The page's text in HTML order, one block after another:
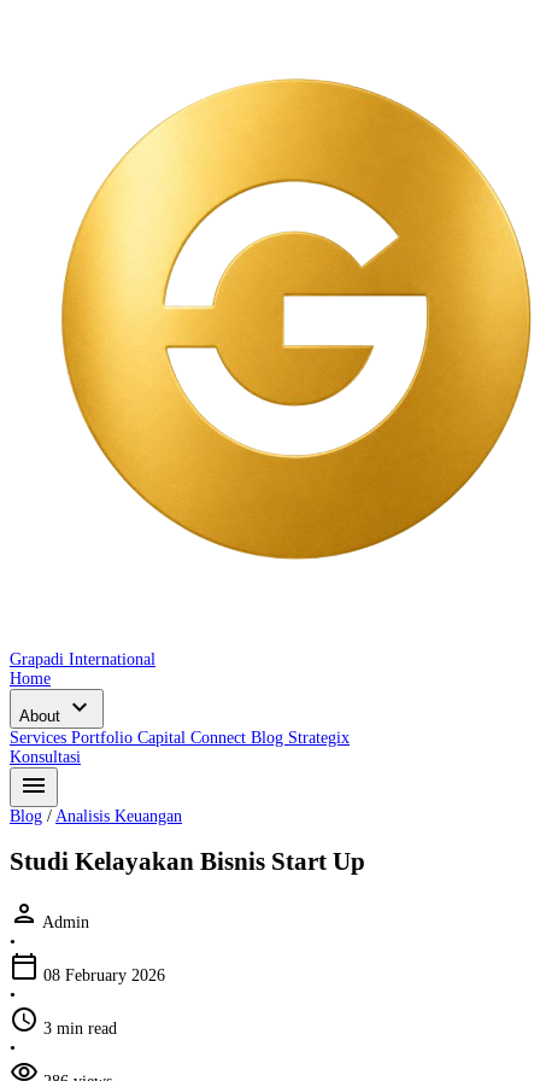
Grapadi International
Home
About expand_more
Services Portfolio Capital Connect Blog Strategix
Konsultasi
menu
Blog / Analisis Keuangan
Studi Kelayakan Bisnis Start Up
person Admin
•
calendar_today 08 February 2026
•
schedule 3 min read
•
visibility